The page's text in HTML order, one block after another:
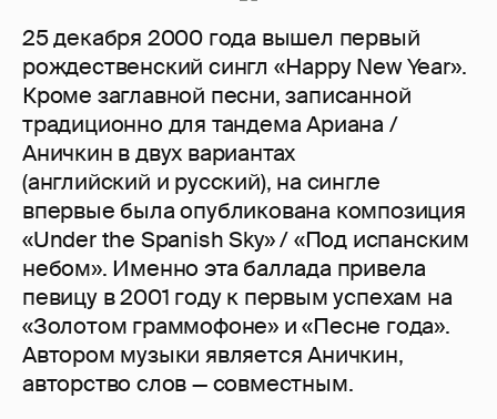
25 декабря 2000 года вышел первый
рождественский сингл «Нарру New Year».
Кроме заглавной песни, записанной
традиционно для тандема Ариана /
Аничкин в двух вариантах
(английский и русский), на сингле
впервые была опубликована композиция
«Under the Spanish Sky» / «Под испанским
небом». Именно эта баллада привела
певицу в 2001 году к первым успехам на
«Золотом граммофоне» и «Песне года».
Автором музыки является Аничкин,
авторство слов — совместным.